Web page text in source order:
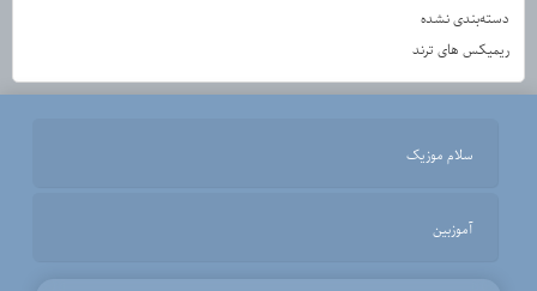
دسته‌بندی نشده
ریمیکس های ترند
سلام موزیک
آموزبین